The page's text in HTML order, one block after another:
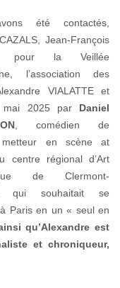
été contactés,
Jean-François
pour la Veillée
l’association des
VIALATTE et
mai 2025 par Daniel
, comédien de
metteur en scène at
centre régional d’Art
de Clermont-
qui souhaitait se
Paris en un « seul en
qu’Alexandre est
et chroniqueur,